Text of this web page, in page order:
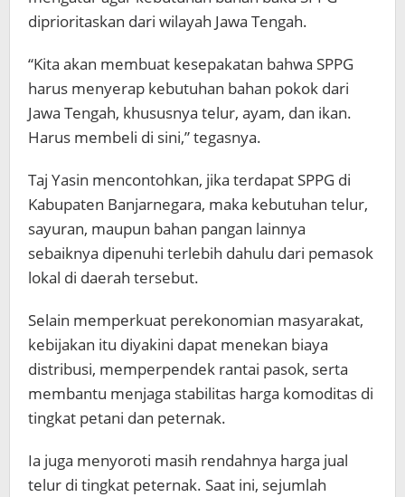
diprioritaskan dari wilayah Jawa Tengah.
“Kita akan membuat kesepakatan bahwa SPPG
harus menyerap kebutuhan bahan pokok dari
Jawa Tengah, khususnya telur, ayam, dan ikan.
Harus membeli di sini,” tegasnya.
Taj Yasin mencontohkan, jika terdapat SPPG di
Kabupaten Banjarnegara, maka kebutuhan telur,
sayuran, maupun bahan pangan lainnya
sebaiknya dipenuhi terlebih dahulu dari pemasok
lokal di daerah tersebut.
Selain memperkuat perekonomian masyarakat,
kebijakan itu diyakini dapat menekan biaya
distribusi, memperpendek rantai pasok, serta
membantu menjaga stabilitas harga komoditas di
tingkat petani dan peternak.
Ia juga menyoroti masih rendahnya harga jual
telur di tingkat peternak. Saat ini, sejumlah